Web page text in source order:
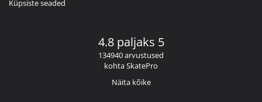
Küpsiste seaded
4.8 paljaks 5
134940 arvustused
kohta SkatePro
Näita kõike